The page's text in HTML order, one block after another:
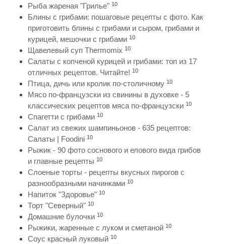
Рыба жареная "Грилье" 10
Блины с грибами: пошаговые рецепты с фото. Как
приготовить блины с грибами и сыром, грибами и
курицей, мешочки с грибами 10
Щавелевый суп Thermomix 10
Салаты с копченой курицей и грибами: топ из 17
отличных рецептов. Читайте! 10
Птица, дичь или кролик по-столичному 10
Мясо по-французски из свинины в духовке - 5
классических рецептов мяса по-французски 10
Спагетти с грибами 10
Салат из свежих шампиньонов - 635 рецептов:
Салаты | Foodini 10
Рыжик - 90 фото соснового и елового вида грибов
и главные рецепты 10
Слоеные торты - рецепты вкусных пирогов с
разнообразными начинками 10
Напиток "Здоровье" 10
Торт "Северный" 10
Домашние булочки 10
Рыжики, жаренные с луком и сметаной 10
Соус красный луковый 10